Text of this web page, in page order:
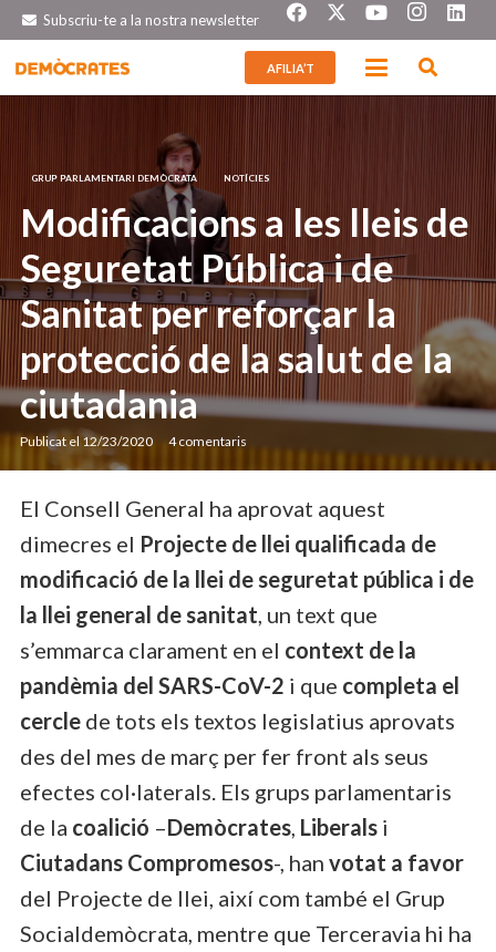
Subscriu-te a la nostra newsletter
AFILIA’T
GRUP PARLAMENTARI DEMÒCRATA NOTÍCIES
Modificacions a les lleis de
Seguretat Pública i de
Sanitat per reforçar la
protecció de la salut de la
ciutadania
Publicat el12/23/2020 4comentaris
El Consell General ha aprovat aquest
dimecres el Projecte de llei qualificada de
modificació de la llei de seguretat pública i de
la llei general de sanitat, un text que
s’emmarca clarament en el context de la
pandèmia del SARS-CoV-2 i que completa el
cercle de tots els textos legislatius aprovats
des del mes de març per fer front als seus
efectes col·laterals. Els grups parlamentaris
de la coalició –Demòcrates, Liberals i
Ciutadans Compromesos-, han votat a favor
del Projecte de llei, així com també el Grup
Socialdemòcrata, mentre que Terceravia hi ha